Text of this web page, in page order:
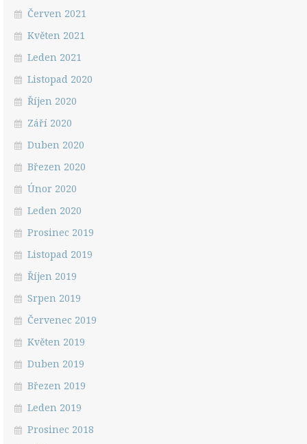
Červen 2021
Květen 2021
Leden 2021
Listopad 2020
Říjen 2020
Září 2020
Duben 2020
Březen 2020
Únor 2020
Leden 2020
Prosinec 2019
Listopad 2019
Říjen 2019
Srpen 2019
Červenec 2019
Květen 2019
Duben 2019
Březen 2019
Leden 2019
Prosinec 2018